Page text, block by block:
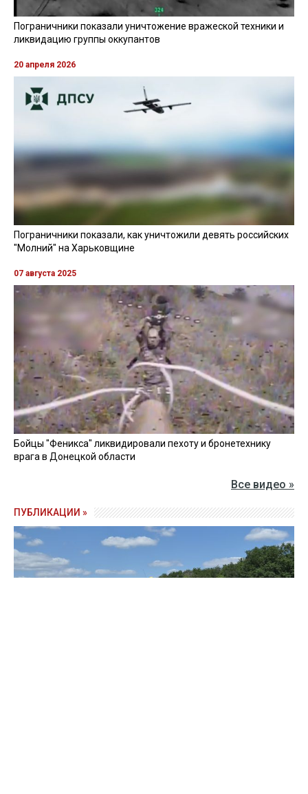
Пограничники показали уничтожение вражеской техники и
ликвидацию группы оккупантов
20 апреля 2026
Пограничники показали, как уничтожили девять российских
"Молний" на Харьковщине
07 августа 2025
Бойцы "Феникса" ликвидировали пехоту и бронетехнику
врага в Донецкой области
Все видео »
ПУБЛИКАЦИИ »